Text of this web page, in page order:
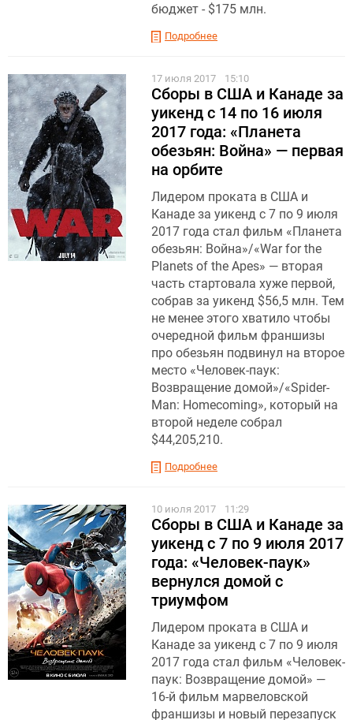
бюджет - $175 млн.
Подробнее
17 июля 2017 15:10
Сборы в США и Канаде за
уикенд с 14 по 16 июля
2017 года: «Планета
обезьян: Война» — первая
на орбите
Лидером проката в США и
Канаде за уикенд с 7 по 9 июля
2017 года стал фильм «Планета
обезьян: Война»/«War for the
Planets of the Apes» — вторая
часть стартовала хуже первой,
собрав за уикенд $56,5 млн. Тем
не менее этого хватило чтобы
очередной фильм франшизы
про обезьян подвинул на второе
место «Человек-паук:
Возвращение домой»/«Spider-
Man: Homecoming», который на
второй неделе собрал
$44,205,210.
Подробнее
10 июля 2017 11:29
Сборы в США и Канаде за
уикенд с 7 по 9 июля 2017
года: «Человек-паук»
вернулся домой с
триумфом
Лидером проката в США и
Канаде за уикенд с 7 по 9 июля
2017 года стал фильм «Человек-
паук: Возвращение домой» —
16-й фильм марвеловской
франшизы и новый перезапуск